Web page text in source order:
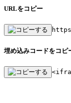
URLをコピー
埋め込みコードをコピ